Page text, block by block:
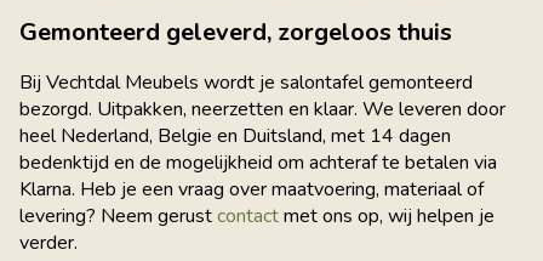
Gemonteerd geleverd, zorgeloos thuis
Bij Vechtdal Meubels wordt je salontafel gemonteerd
bezorgd. Uitpakken, neerzetten en klaar. We leveren door
heel Nederland, Belgie en Duitsland, met 14 dagen
bedenktijd en de mogelijkheid om achteraf te betalen via
Klarna. Heb je een vraag over maatvoering, materiaal of
levering? Neem gerustcontactmet ons op, wij helpen je
verder.